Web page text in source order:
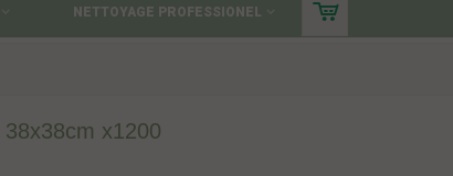
NETTOYAGE PROFESSIONEL
x1200